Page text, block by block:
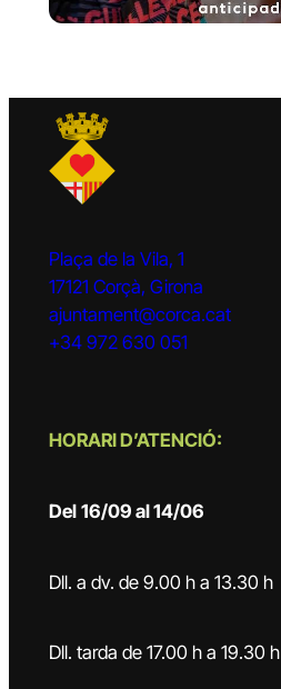
Plaça de la Vila, 1
17121 Corçà, Girona
ajuntament@corca.cat
+34 972 630 051
HORARI D’ATENCIÓ:
Del 16/09 al 14/06
Dll. a dv. de 9.00 h a 13.30 h
Dll. tarda de 17.00 h a 19.30 h